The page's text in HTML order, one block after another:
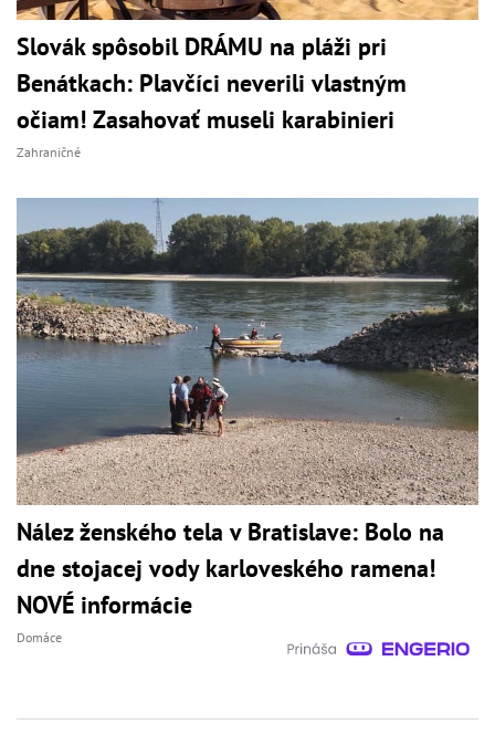
Slovák spôsobil DRÁMU na pláži pri
Benátkach: Plavčíci neverili vlastným
očiam! Zasahovať museli karabinieri
Zahraničné
Nález ženského tela v Bratislave: Bolo na
dne stojacej vody karloveského ramena!
NOVÉ informácie
Domáce